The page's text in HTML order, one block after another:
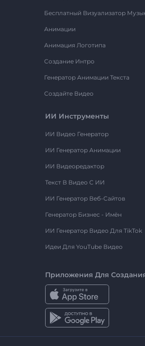
Бесплатный Визуализатор
Анимации
Анимация Логотипа
Создание Интро
Генератор Анимации Текста
Создайте Видео
ИИ Инструменты
ИИ Видео Генератор
ИИ Генератор Анимации
ИИ Видеоредактор
Текст В Видео С ИИ
ИИ Генератор Веб-Сайтов
Генератор Бизнес - Имён
ИИ Генератор Видео Для TikTok
Идеи Для YouTube Видео
Приложения Для